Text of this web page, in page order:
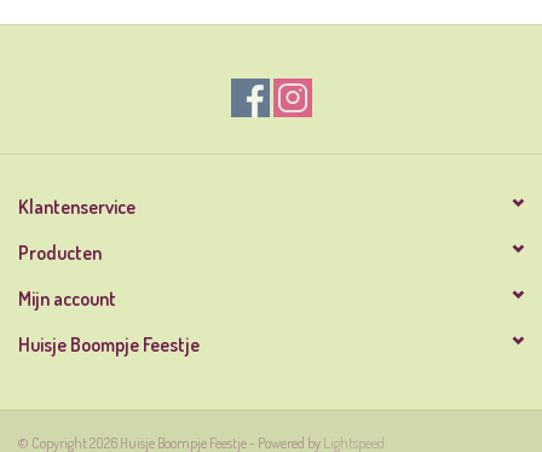
Klantenservice
Producten
Mijn account
Huisje Boompje Feestje
© Copyright 2026 Huisje Boompje Feestje - Powered by Lightspeed